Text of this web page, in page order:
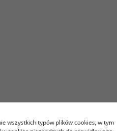
wszystkich typów plików cookies, w tym